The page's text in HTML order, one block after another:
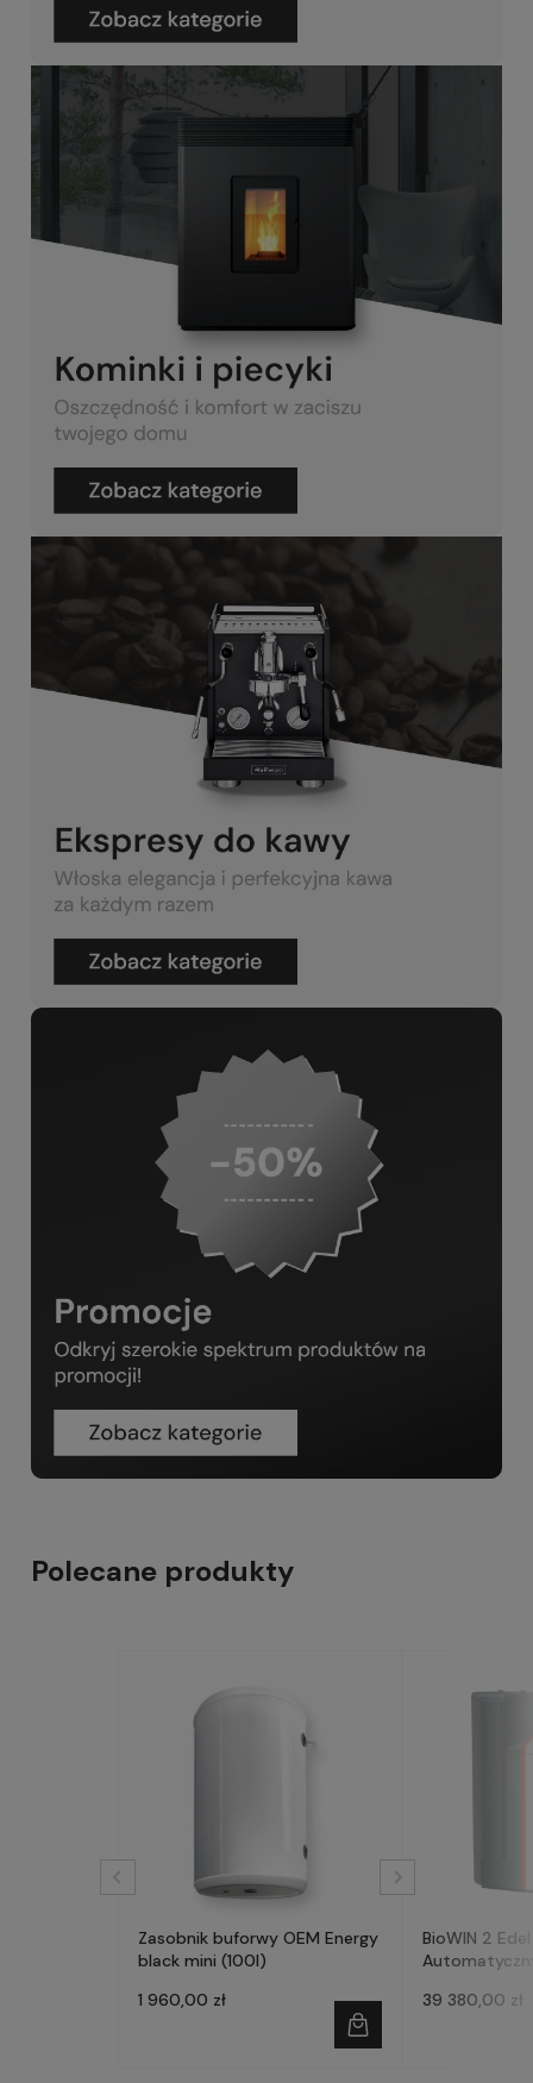
Polecane produkty
Zasobnik buforwy OEM Energy
black mini (100l)
1 960,00 zł
BioWIN 2
39 380,00 zł